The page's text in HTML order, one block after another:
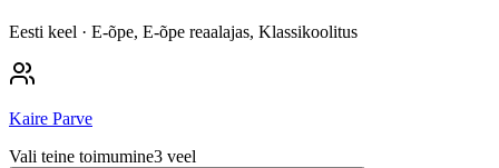
Eesti keel · E-õpe, E-õpe reaalajas, Klassikoolitus
Kaire Parve
Vali teine toimumine3 veel